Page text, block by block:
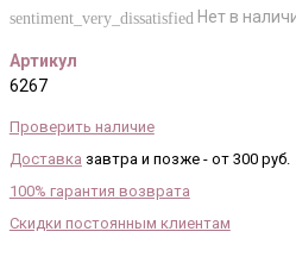
sentiment_very_dissatisfied Нет в
Артикул
6267
Проверить наличие
Доставка завтра и позже - от 300 руб.
100% гарантия возврата
Скидки постоянным клиентам